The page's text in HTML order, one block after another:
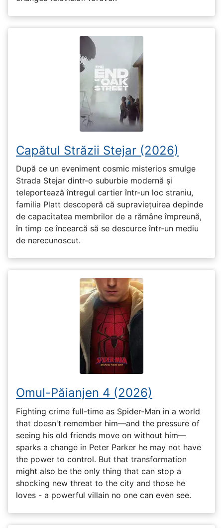
Capătul Străzii Stejar (2026)
După ce un eveniment cosmic misterios smulge
Strada Stejar dintr-o suburbie modernă și
teleportează întregul cartier într-un loc straniu,
familia Platt descoperă că supraviețuirea depinde
de capacitatea membrilor de a rămâne împreună,
în timp ce încearcă să se descurce într-un mediu
de nerecunoscut.
Omul-Păianjen 4 (2026)
Fighting crime full-time as Spider-Man in a world
that doesn't remember him—and the pressure of
seeing his old friends move on without him—
sparks a change in Peter Parker he may not have
the power to control. But that transformation
might also be the only thing that can stop a
shocking new threat to the city and those he
loves - a powerful villain no one can even see.